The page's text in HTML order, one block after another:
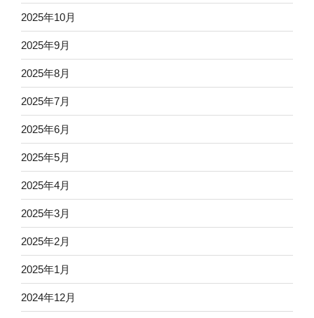
2025年10月
2025年9月
2025年8月
2025年7月
2025年6月
2025年5月
2025年4月
2025年3月
2025年2月
2025年1月
2024年12月